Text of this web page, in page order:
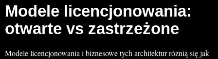
Modele licencjonowania:
otwarte vs zastrzeżone
Modele licencjonowania i biznesowe tych architektur różnią się jak